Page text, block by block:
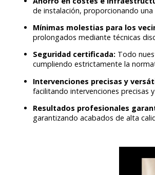
de instalación, proporcionando
Mínimas molestias para los
prolongados mediante técnicas
Seguridad certificada: Todo
cumpliendo estrictamente la
Intervenciones precisas y
facilitando intervenciones precisas
Resultados profesionales
garantizando acabados de alta